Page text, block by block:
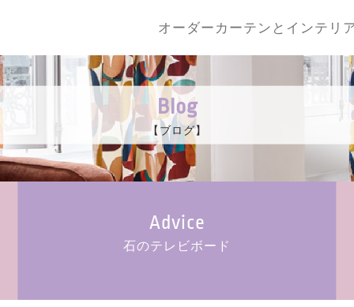
オーダーカーテンとインテリ
Blog
【ブログ】
Advice
石のテレビボード